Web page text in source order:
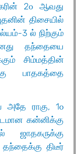
2௦ ஆவது
திசையில்
3 ல் நிற்கும்
தந்தையை
சிம்மத்தின்
பாதகத்தை
அதே ராகு, 1௦
கன்னிக்கு
ஜாதகருக்கு
திடீர்